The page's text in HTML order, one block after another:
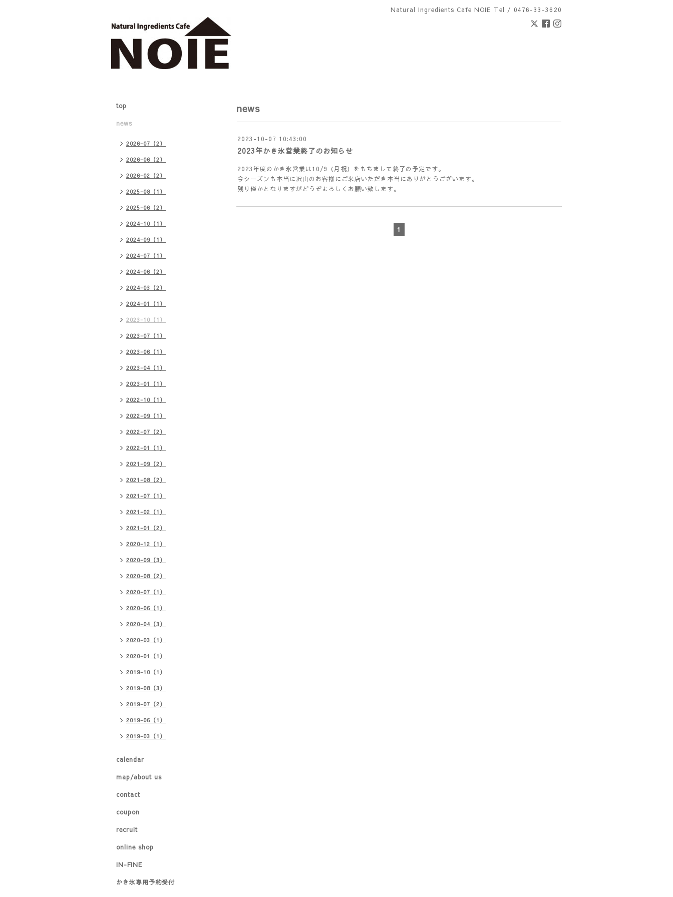
Natural Ingredients Cafe NOIE Tel / 0476-33-3620
news
2023-10-07 10:43:00
2023年かき氷営業終了のお知らせ
2023年度のかき氷営業は10/9（月祝）をもちまして終了の予定です。
今シーズンも本当に沢山のお客様にご来店いただき本当にありがとうございます。
残り僅かとなりますがどうぞよろしくお願い致します。
1
top
news
2026-07（2）
2026-06（2）
2026-02（2）
2025-08（1）
2025-06（2）
2024-10（1）
2024-09（1）
2024-07（1）
2024-06（2）
2024-03（2）
2024-01（1）
2023-10（1）
2023-07（1）
2023-06（1）
2023-04（1）
2023-01（1）
2022-10（1）
2022-09（1）
2022-07（2）
2022-01（1）
2021-09（2）
2021-08（2）
2021-07（1）
2021-02（1）
2021-01（2）
2020-12（1）
2020-09（3）
2020-08（2）
2020-07（1）
2020-06（1）
2020-04（3）
2020-03（1）
2020-01（1）
2019-10（1）
2019-08（3）
2019-07（2）
2019-06（1）
2019-03（1）
calendar
map/about us
contact
coupon
recruit
online shop
IN-FINE
かき氷専用予約受付